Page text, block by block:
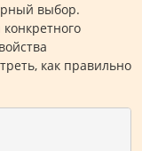
выбор.
как правильно